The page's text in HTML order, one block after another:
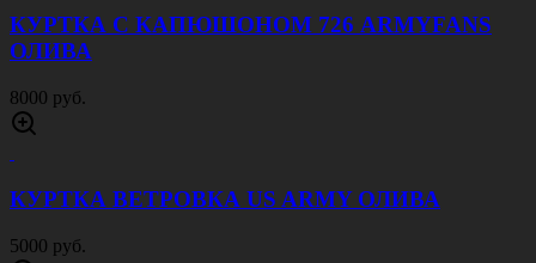
КУРТКА С КАПЮШОНОМ 726 ARMYFANS
ОЛИВА
8000 руб.
КУРТКА ВЕТРОВКА US ARMY ОЛИВА
5000 руб.